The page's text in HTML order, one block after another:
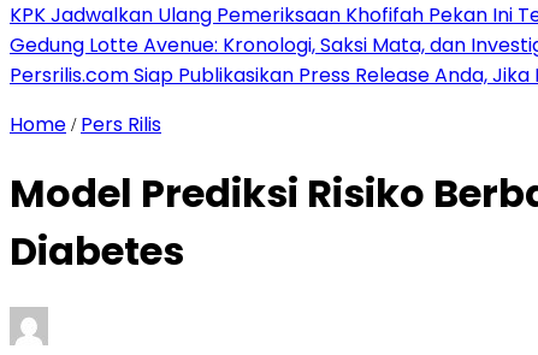
KPK Jadwalkan Ulang Pemeriksaan Khofifah Pekan Ini
Gedung Lotte Avenue: Kronologi, Saksi Mata, dan
Persrilis.com Siap Publikasikan Press Release Anda,
Home / Pers Rilis
Model Prediksi Risiko
Diabetes